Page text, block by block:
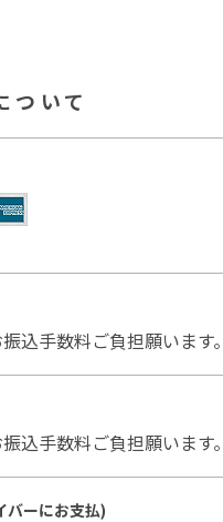
ついて
込手数料ご負担願います。
込手数料ご負担願います。
バーにお支払)